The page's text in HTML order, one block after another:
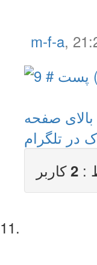
m-f-a,
صفحه
در تلگرام
:
2کاربر